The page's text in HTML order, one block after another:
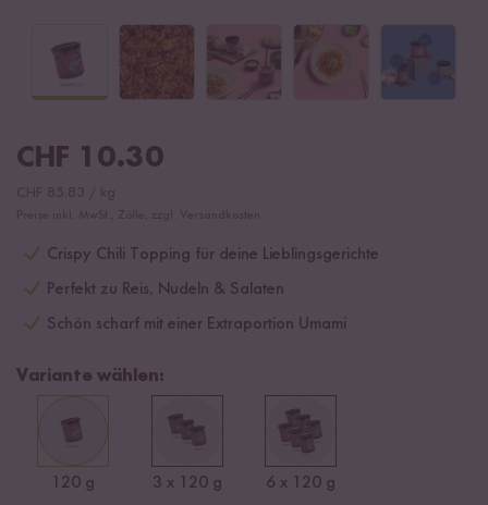
CHF 10.30
Crispy Chili Topping für deine Lieblingsgerichte
Perfekt zu Reis, Nudeln & Salaten
Schön scharf mit einer Extraportion Umami
Variante wählen:
120 g 3 x 120 g 6 x 120 g